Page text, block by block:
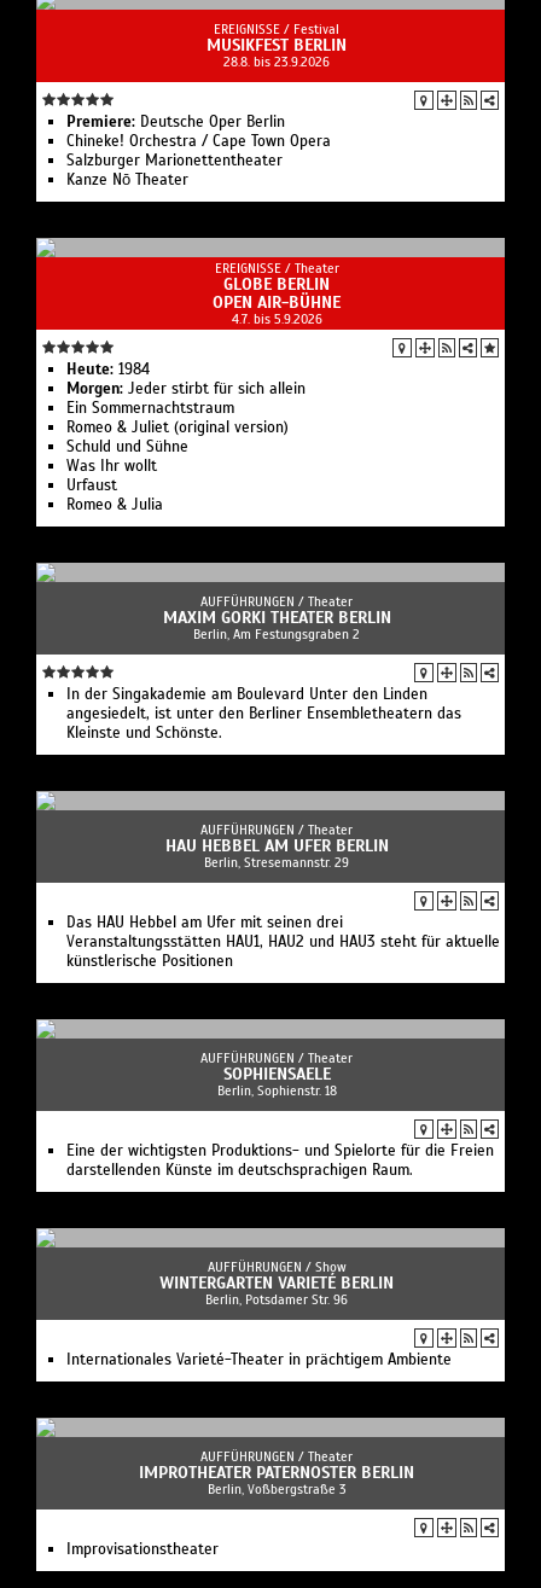
EREIGNISSE / Festival
MUSIKFEST BERLIN
28.8. bis 23.9.2026
Premiere: Deutsche Oper Berlin
Chineke! Orchestra / Cape Town Opera
Salzburger Marionettentheater
Kanze Nō Theater
EREIGNISSE / Theater
GLOBE BERLIN
OPEN AIR-BÜHNE
4.7. bis 5.9.2026
Heute: 1984
Morgen: Jeder stirbt für sich allein
Ein Sommernachtstraum
Romeo & Juliet (original version)
Schuld und Sühne
Was Ihr wollt
Urfaust
Romeo & Julia
AUFFÜHRUNGEN / Theater
MAXIM GORKI THEATER BERLIN
Berlin, Am Festungsgraben 2
In der Singakademie am Boulevard Unter den Linden
angesiedelt, ist unter den Berliner Ensembletheatern das
Kleinste und Schönste.
AUFFÜHRUNGEN / Theater
HAU HEBBEL AM UFER BERLIN
Berlin, Stresemannstr. 29
Das HAU Hebbel am Ufer mit seinen drei
Veranstaltungsstätten HAU1, HAU2 und HAU3 steht für aktuelle
künstlerische Positionen
AUFFÜHRUNGEN / Theater
SOPHIENSAELE
Berlin, Sophienstr. 18
Eine der wichtigsten Produktions- und Spielorte für die Freien
darstellenden Künste im deutschsprachigen Raum.
AUFFÜHRUNGEN / Show
WINTERGARTEN VARIETÉ BERLIN
Berlin, Potsdamer Str. 96
Internationales Varieté-Theater in prächtigem Ambiente
AUFFÜHRUNGEN / Theater
IMPROTHEATER PATERNOSTER BERLIN
Berlin, Voßbergstraße 3
Improvisationstheater